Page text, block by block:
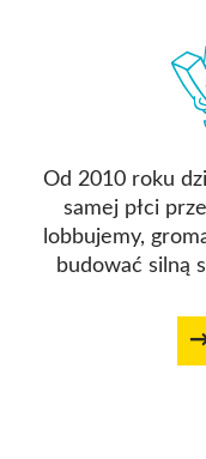
Od 2010 roku
samej płci
lobbujemy,
budować silną